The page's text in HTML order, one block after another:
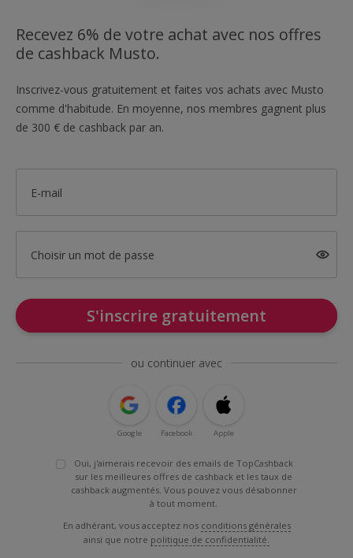
Recevez 6% de votre achat avec nos offres
de cashback Musto.
Inscrivez-vous gratuitement et faites vos achats avec Musto
comme d'habitude. En moyenne, nos membres gagnent plus
de 300 € de cashback par an.
E-mail
Choisir un mot de passe
S'inscrire gratuitement
ou continuer avec
Google Facebook Apple
Oui, j'aimerais recevoir des emails de TopCashback
sur les meilleures offres de cashback et les taux de
cashback augmentés. Vous pouvez vous désabonner
à tout moment.
En adhérant, vous acceptez nos conditions générales
ainsi que notre politique de confidentialité.